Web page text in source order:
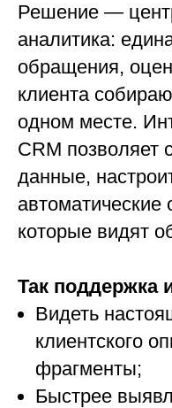
Решение —
аналитика:
обращения,
клиента
одном месте.
CRM позволяет
данные,
которые видят
Так поддержка
Видеть
клиентского
фрагменты;
Быстрее